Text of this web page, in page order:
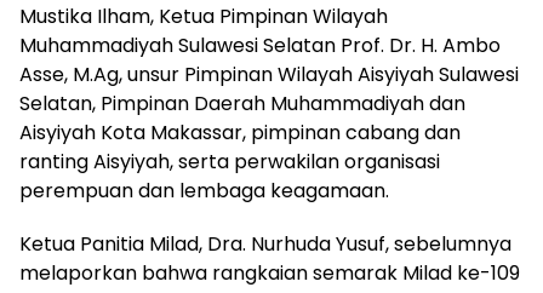
Mustika Ilham, Ketua Pimpinan Wilayah
Muhammadiyah Sulawesi Selatan Prof. Dr. H. Ambo
Asse, M.Ag, unsur Pimpinan Wilayah Aisyiyah Sulawesi
Selatan, Pimpinan Daerah Muhammadiyah dan
Aisyiyah Kota Makassar, pimpinan cabang dan
ranting Aisyiyah, serta perwakilan organisasi
perempuan dan lembaga keagamaan.
Ketua Panitia Milad, Dra. Nurhuda Yusuf, sebelumnya
melaporkan bahwa rangkaian semarak Milad ke-109